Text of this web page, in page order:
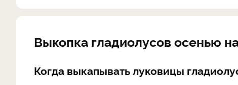
Выкопка гладиолусов осенью
Когда выкапывать луковицы